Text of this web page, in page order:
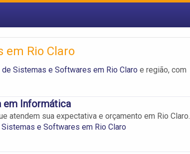
em Rio Claro
Sistemas e Softwares em Rio Claro e região, com
em Informática
atendem sua expectativa e orçamento em Rio Claro.
e Softwares em Rio Claro